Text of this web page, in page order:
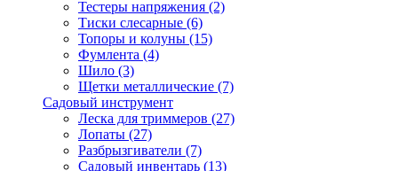
Тестеры напряжения (2)
Тиски слесарные (6)
Топоры и колуны (15)
Фумлента (4)
Шило (3)
Щетки металлические (7)
Садовый инструмент
Леска для триммеров (27)
Лопаты (27)
Разбрызгиватели (7)
Садовый инвентарь (13)